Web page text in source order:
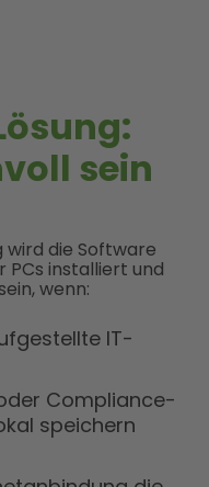
sein
wird die Software
PCs installiert und
wenn:
IT-
Compliance-
speichern